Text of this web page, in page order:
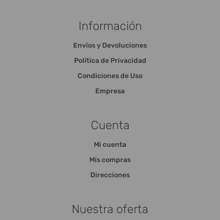
Información
Envíos y Devoluciones
Política de Privacidad
Condiciones de Uso
Empresa
Cuenta
Mi cuenta
Mis compras
Direcciones
Nuestra oferta